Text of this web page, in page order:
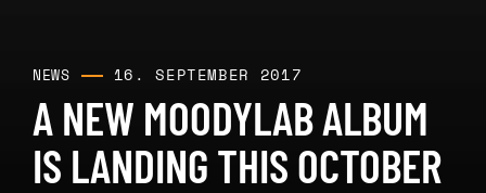
NEWS 16. SEPTEMBER 2017
A NEW MOODYLAB ALBUM
IS LANDING THIS OCTOBER